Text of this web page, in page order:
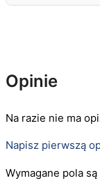
Opinie
Na razie nie ma
Napisz pierwszą
Wymagane pola